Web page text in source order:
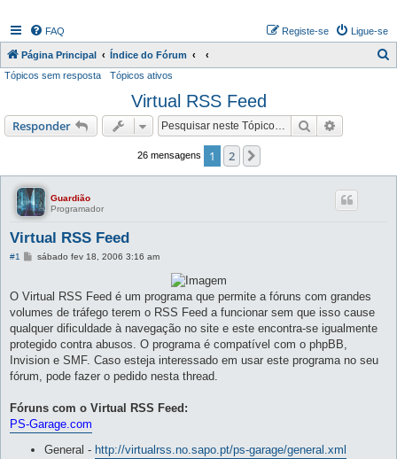
FAQ Ligue-se
Registe-se
Página Principal Índice do Fórum
Tópicos sem resposta Tópicos ativos
Virtual RSS Feed
Responder Pesquisar
26 mensagens 1 2
Guardião
Programador
Virtual RSS Feed
#1
M
a
g
e
m
sábado fev 18, 2006 3:16 am
O Virtual RSS Feed é um programa que permite a fóruns com grandes
volumes de tráfego terem o RSS Feed a funcionar sem que isso cause
qualquer dificuldade à navegação no site e este encontra-se igualmente
protegido contra abusos. O programa é compatível com o phpBB,
Invision e SMF. Caso esteja interessado em usar este programa no seu
fórum, pode fazer o pedido nesta thread.
Fóruns com o Virtual RSS Feed:
PS-Garage.com
General - http://virtualrss.no.sapo.pt/ps-garage/general.xml